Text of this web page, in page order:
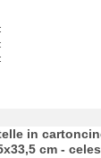
in
cm -